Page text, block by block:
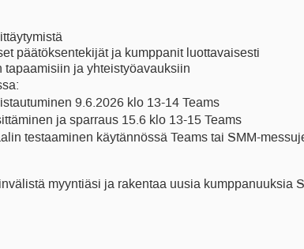
päätöksentekijät ja kumppanit luottavaisesti
ja yhteistyöavauksiin
9.6.2026 klo 13-14 Teams
ja sparraus 15.6 klo 13-15 Teams
testaaminen käytännössä Teams tai SMM-
myyntiäsi ja rakentaa uusia kumppanuuksia